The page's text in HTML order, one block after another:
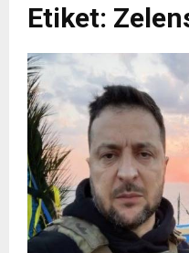
Etiket: